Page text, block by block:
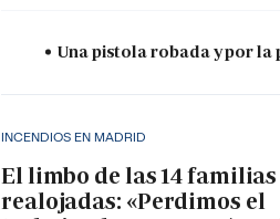
Una pistola robada y por la
INCENDIOS EN MADRID
El limbo de las 14 familias
realojadas: «Perdimos el